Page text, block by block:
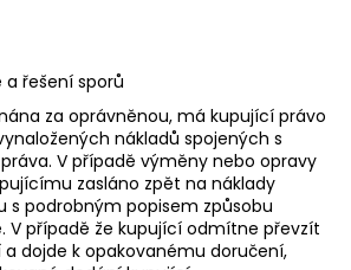
a řešení sporů
za oprávněnou, má kupující právo
nákladů spojených s
V případě výměny nebo opravy
zasláno zpět na náklady
s podrobným popisem způsobu
V případě že kupující odmítne převzít
dojde k opakovanému doručení,